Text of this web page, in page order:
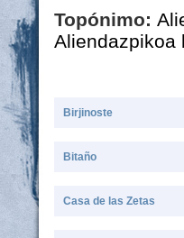
Topónimo:
Aliendazpikoa
Birjinoste
Bitaño
Casa de las Zetas